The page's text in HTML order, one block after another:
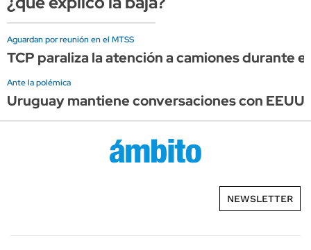
Aguardan por reunión en el MTSS
TCP paraliza la atención a camiones durante
Ante la polémica
Uruguay mantiene conversaciones con
NEWSLETTER